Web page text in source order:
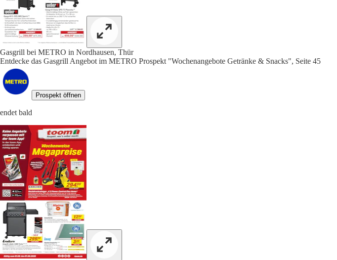
Gasgrill bei METRO in Nordhausen, Thür
Entdecke das Gasgrill Angebot im METRO Prospekt "Wochenangebote Getränke & Snacks", Seite 45
Prospekt öffnen
endet bald